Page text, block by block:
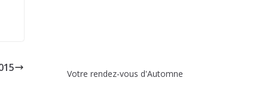
Votre rendez-vous d'Automne